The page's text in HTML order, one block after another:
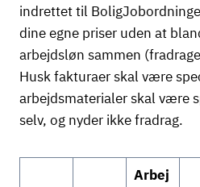
indrettet til
dine egne priser uden at
arbejdsløn sammen
Husk fakturaer skal være
arbejdsmaterialer skal være
selv, og nyder ikke fradrag.
Arbej